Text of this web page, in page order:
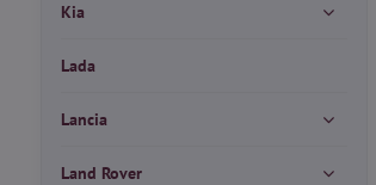
Kia
Lada
Lancia
Land Rover